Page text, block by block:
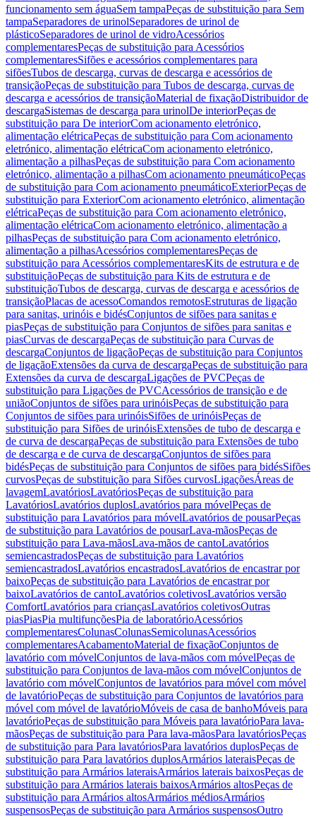
funcionamento sem águaSem tampaPeças de substituição para Sem
tampaSeparadores de urinolSeparadores de urinol de
plásticoSeparadores de urinol de vidroAcessórios
complementaresPeças de substituição para Acessórios
complementaresSifões e acessórios complementares para
sifõesTubos de descarga, curvas de descarga e acessórios de
transiçãoPeças de substituição para Tubos de descarga, curvas de
descarga e acessórios de transiçãoMaterial de fixaçãoDistribuidor de
descargaSistemas de descarga para urinolDe interiorPeças de
substituição para De interiorCom acionamento eletrónico,
alimentação elétricaPeças de substituição para Com acionamento
eletrónico, alimentação elétricaCom acionamento eletrónico,
alimentação a pilhasPeças de substituição para Com acionamento
eletrónico, alimentação a pilhasCom acionamento pneumáticoPeças
de substituição para Com acionamento pneumáticoExteriorPeças de
substituição para ExteriorCom acionamento eletrónico, alimentação
elétricaPeças de substituição para Com acionamento eletrónico,
alimentação elétricaCom acionamento eletrónico, alimentação a
pilhasPeças de substituição para Com acionamento eletrónico,
alimentação a pilhasAcessórios complementaresPeças de
substituição para Acessórios complementaresKits de estrutura e de
substituiçãoPeças de substituição para Kits de estrutura e de
substituiçãoTubos de descarga, curvas de descarga e acessórios de
transiçãoPlacas de acessoComandos remotosEstruturas de ligação
para sanitas, urinóis e bidésConjuntos de sifões para sanitas e
piasPeças de substituição para Conjuntos de sifões para sanitas e
piasCurvas de descargaPeças de substituição para Curvas de
descargaConjuntos de ligaçãoPeças de substituição para Conjuntos
de ligaçãoExtensões da curva de descargaPeças de substituição para
Extensões da curva de descargaLigações de PVCPeças de
substituição para Ligações de PVCAcessórios de transição e de
uniãoConjuntos de sifões para urinóisPeças de substituição para
Conjuntos de sifões para urinóisSifões de urinóisPeças de
substituição para Sifões de urinóisExtensões de tubo de descarga e
de curva de descargaPeças de substituição para Extensões de tubo
de descarga e de curva de descargaConjuntos de sifões para
bidésPeças de substituição para Conjuntos de sifões para bidésSifões
curvosPeças de substituição para Sifões curvosLigaçõesÁreas de
lavagemLavatóriosLavatóriosPeças de substituição para
LavatóriosLavatórios duplosLavatórios para móvelPeças de
substituição para Lavatórios para móvelLavatórios de pousarPeças
de substituição para Lavatórios de pousarLava-mãosPeças de
substituição para Lava-mãosLava-mãos de cantoLavatórios
semiencastradosPeças de substituição para Lavatórios
semiencastradosLavatórios encastradosLavatórios de encastrar por
baixoPeças de substituição para Lavatórios de encastrar por
baixoLavatórios de cantoLavatórios coletivosLavatórios versão
ComfortLavatórios para criançasLavatórios coletivosOutras
piasPiasPia multifunçõesPia de laboratórioAcessórios
complementaresColunasColunasSemicolunasAcessórios
complementaresAcabamentoMaterial de fixaçãoConjuntos de
lavatório com móvelConjuntos de lava-mãos com móvelPeças de
substituição para Conjuntos de lava-mãos com móvelConjuntos de
lavatório com móvelConjuntos de lavatórios para móvel com móvel
de lavatórioPeças de substituição para Conjuntos de lavatórios para
móvel com móvel de lavatórioMóveis de casa de banhoMóveis para
lavatórioPeças de substituição para Móveis para lavatórioPara lava-
mãosPeças de substituição para Para lava-mãosPara lavatóriosPeças
de substituição para Para lavatóriosPara lavatórios duplosPeças de
substituição para Para lavatórios duplosArmários lateraisPeças de
substituição para Armários lateraisArmários laterais baixosPeças de
substituição para Armários laterais baixosArmários altosPeças de
substituição para Armários altosArmários médiosArmários
suspensosPeças de substituição para Armários suspensosOutro